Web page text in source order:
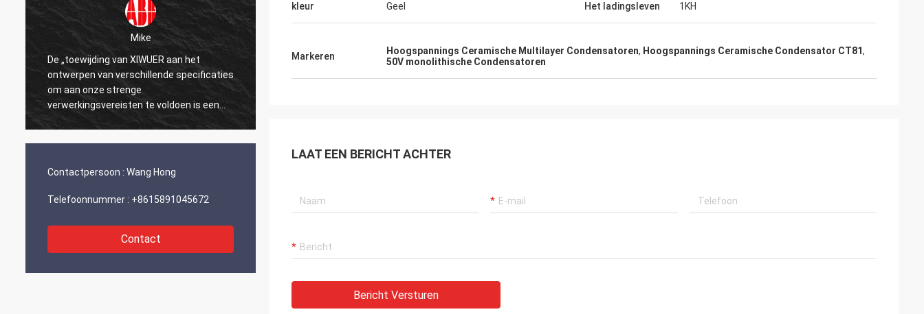
Mike
De „toewijding van XIWUER aan het
ontwerpen van verschillende specificaties
om aan onze strenge
verwerkingsvereisten te voldoen is een
testament aan onze jaren van onderzoek
„XIWUER heeft indrukwekkende
„XIWUER is zeer innovatief. Zij hebben de
Contactpersoon : Wang Hong
Telefoonnummer : +8615891045672
Contact
kleur Geel Het ladingsleven 1KH
Markeren Hoogspannings Ceramische Multilayer Condensatoren, Hoogspannings Ceramische Condensator CT81,
50V monolithische Condensatoren
LAAT EEN BERICHT ACHTER
Bericht Versturen